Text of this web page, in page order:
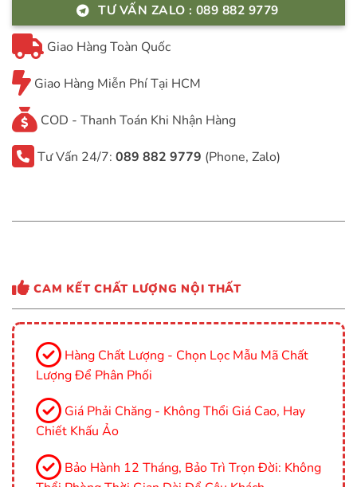
TƯ VẤN ZALO : 089 882 9779
Giao Hàng Toàn Quốc
Giao Hàng Miễn Phí Tại HCM
COD - Thanh Toán Khi Nhận Hàng
Tư Vấn 24/7: 089 882 9779 (Phone, Zalo)
CAM KẾT CHẤT LƯỢNG NỘI THẤT
Hàng Chất Lượng - Chọn Lọc Mẫu Mã Chất
Lượng Để Phân Phối
Giá Phải Chăng - Không Thổi Giá Cao, Hay
Chiết Khấu Ảo
Bảo Hành 12 Tháng, Bảo Trì Trọn Đời: Không